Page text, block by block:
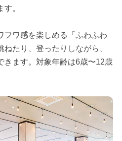
。
フワ感を楽しめる「ふわふわ
ねたり、登ったりしながら、
きます。対象年齢は6歳〜12歳